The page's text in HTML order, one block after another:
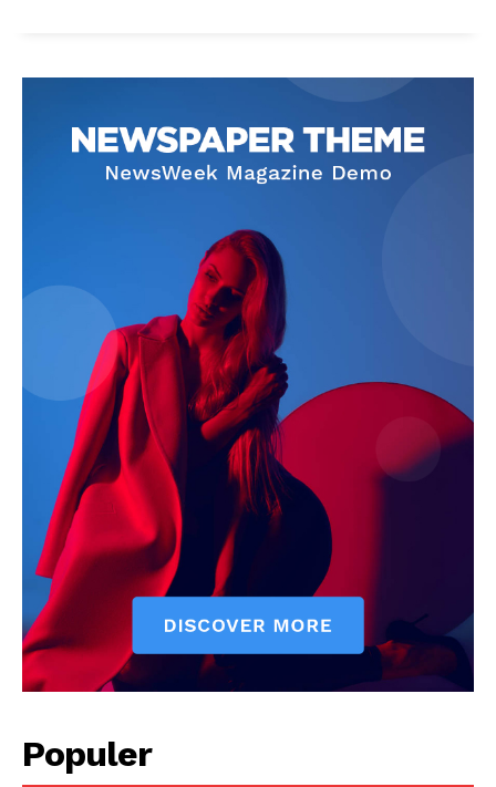
Menu Utama
Kota Semarang
PPID Kota Semarang
Smart City
Diskominfo Kota Semarang
Populer